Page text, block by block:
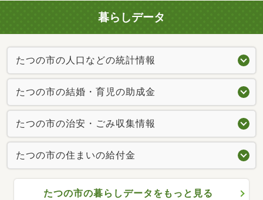
暮らしデータ
たつの市の人口などの統計情報
たつの市の結婚・育児の助成金
たつの市の治安・ごみ収集情報
たつの市の住まいの給付金
たつの市の暮らしデータをもっと見る